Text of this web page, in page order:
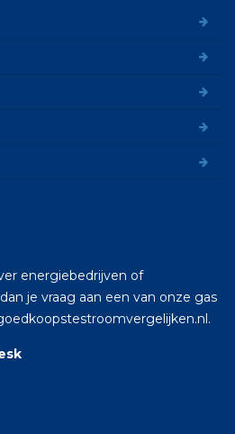
energiebedrijven of
je vraag aan een van onze gas